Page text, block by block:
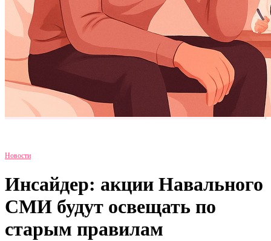
Новости
Инсайдер: акции Навального
СМИ будут освещать по
старым правилам